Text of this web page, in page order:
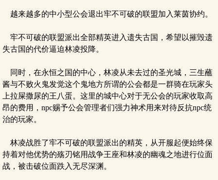
越来越多的中小型公会退出牢不可破的联盟加入莱茵协约。
牢不可破的联盟派出全部精英进入遗失古国，希望以摧毁遗
失古国的代价逼迫林凌投降。
同时，在永恒之国的中心，林凌从未去过的圣光城，三生蘸
酱与不败火鬼发觉这个鬼地方所谓的公会都是一群骑在玩家头
上拉屎撒尿的王八蛋。这里的城中心对于无公会的玩家收取高
昂的费用，npc赐予公会管理者们强力神术用来对待反抗npc统
治的玩家。
林凌战胜了牢不可破的联盟派出的精英，从开服起便始终保
持着对他优势的殇刃铭用战争王座和林凌的幽魂之地进行位面
战，被击破位面跌入无尽深渊。